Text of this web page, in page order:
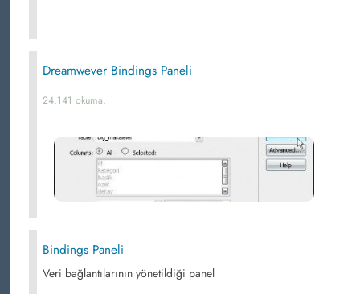
Dreamwever Bindings Paneli
24,141 okuma,
Bindings Paneli
Veri bağlantılarının yönetildiği panel